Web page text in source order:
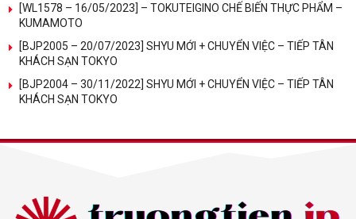
[WL1578 – 16/05/2023] – TOKUTEIGINO CHẾ BIẾN THỰC PHẨM –
KUMAMOTO
[BJP2005 – 20/07/2023] SHYU MỚI + CHUYỂN VIỆC – TIẾP TÂN
KHÁCH SẠN TOKYO
[BJP2004 – 30/11/2022] SHYU MỚI + CHUYỂN VIỆC – TIẾP TÂN
KHÁCH SẠN TOKYO